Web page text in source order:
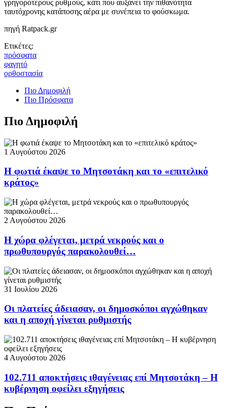
γρηγορότερους ρυθμούς, κάτι που αυξάνει την πιθανότητα
ταυτόχρονης κατάποσης αέρα με συνέπεια το φούσκωμα.
πηγή Ratpack.gr
Ετικέτες:
πρόσφατα
φαγητό
ορθοστασία
Πιο Δημοφιλή
Πιο Πρόσφατα
Πιο Δημοφιλή
1 Αυγούστου 2026
Η φωτιά έκαψε το Μητσοτάκη και το «επιτελικό
κράτος»
2 Αυγούστου 2026
Η χώρα φλέγεται, μετρά νεκρούς και ο
πρωθυπουργός παρακολουθεί…
31 Ιουλίου 2026
Οι πλατείες άδειασαν, οι δημοσκόποι αγχώθηκαν
και η αποχή γίνεται ρυθμιστής
4 Αυγούστου 2026
102.711 αποκτήσεις ιθαγένειας επί Μητσοτάκη – Η
κυβέρνηση οφείλει εξηγήσεις